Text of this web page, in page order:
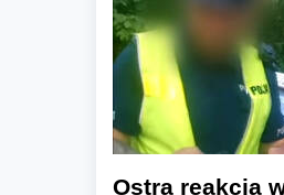
Ostra reakcja